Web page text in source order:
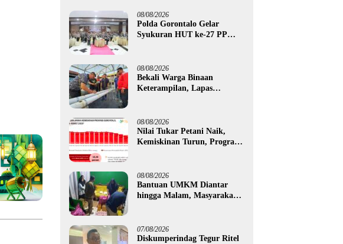
08/08/2026
Polda Gorontalo Gelar
Syukuran HUT ke-27 PP
08/08/2026
Bekali Warga Binaan
Keterampilan, Lapas
08/08/2026
Nilai Tukar Petani Naik,
Kemiskinan Turun, Program
08/08/2026
Bantuan UMKM Diantar
hingga Malam, Masyarakat
07/08/2026
Diskumperindag Tegur Ritel